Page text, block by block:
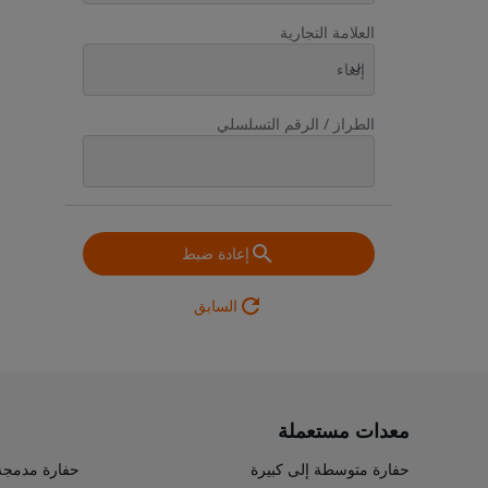
العلامة التجارية
إلغاء
الطراز / الرقم التسلسلي
إعادة ضبط
السابق
معدات مستعملة
حفارة متوسطة إلى كبيرة حفارة